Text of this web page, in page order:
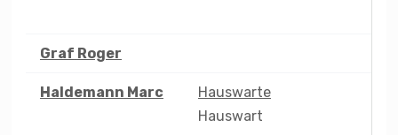
Graf Roger
Haldemann Marc
Hauswarte
Hauswart